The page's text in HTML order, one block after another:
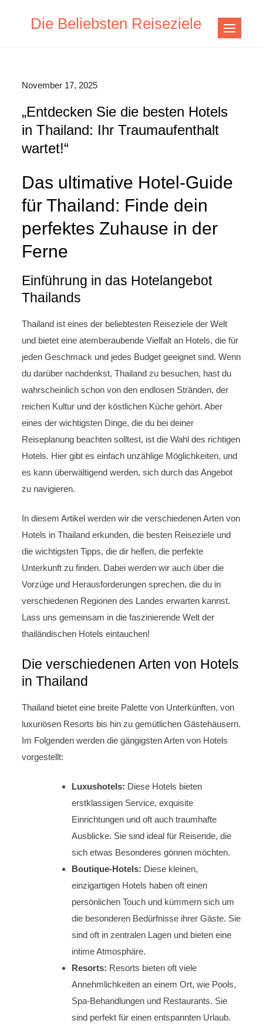
Die Beliebsten Reiseziele
November 17, 2025
„Entdecken Sie die besten Hotels
in Thailand: Ihr Traumaufenthalt
wartet!“
Das ultimative Hotel-Guide
für Thailand: Finde dein
perfektes Zuhause in der
Ferne
Einführung in das Hotelangebot
Thailands
Thailand ist eines der beliebtesten Reiseziele der Welt
und bietet eine atemberaubende Vielfalt an Hotels, die für
jeden Geschmack und jedes Budget geeignet sind. Wenn
du darüber nachdenkst, Thailand zu besuchen, hast du
wahrscheinlich schon von den endlosen Stränden, der
reichen Kultur und der köstlichen Küche gehört. Aber
eines der wichtigsten Dinge, die du bei deiner
Reiseplanung beachten solltest, ist die Wahl des richtigen
Hotels. Hier gibt es einfach unzählige Möglichkeiten, und
es kann überwältigend werden, sich durch das Angebot
zu navigieren.
In diesem Artikel werden wir die verschiedenen Arten von
Hotels in Thailand erkunden, die besten Reiseziele und
die wichtigsten Tipps, die dir helfen, die perfekte
Unterkunft zu finden. Dabei werden wir auch über die
Vorzüge und Herausforderungen sprechen, die du in
verschiedenen Regionen des Landes erwarten kannst.
Lass uns gemeinsam in die faszinierende Welt der
thailändischen Hotels eintauchen!
Die verschiedenen Arten von Hotels
in Thailand
Thailand bietet eine breite Palette von Unterkünften, von
luxuriösen Resorts bis hin zu gemütlichen Gästehäusern.
Im Folgenden werden die gängigsten Arten von Hotels
vorgestellt:
Luxushotels: Diese Hotels bieten
erstklassigen Service, exquisite
Einrichtungen und oft auch traumhafte
Ausblicke. Sie sind ideal für Reisende, die
sich etwas Besonderes gönnen möchten.
Boutique-Hotels: Diese kleinen,
einzigartigen Hotels haben oft einen
persönlichen Touch und kümmern sich um
die besonderen Bedürfnisse ihrer Gäste. Sie
sind oft in zentralen Lagen und bieten eine
intime Atmosphäre.
Resorts: Resorts bieten oft viele
Annehmlichkeiten an einem Ort, wie Pools,
Spa-Behandlungen und Restaurants. Sie
sind perfekt für einen entspannten Urlaub.